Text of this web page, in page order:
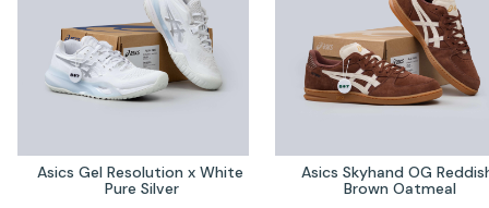
Asics Gel Resolution x White
Pure Silver
Asics Skyhand OG
Brown Oatmeal